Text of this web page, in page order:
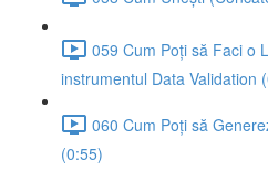
059 Cum Poți să Faci o
instrumentul Data Validation
060 Cum Poți să
(0:55)